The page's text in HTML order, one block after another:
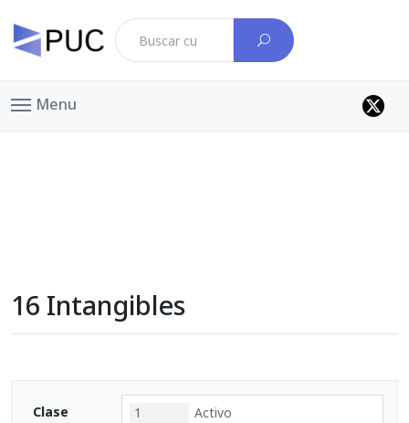
Menu
16 Intangibles
Clase 1 Activo